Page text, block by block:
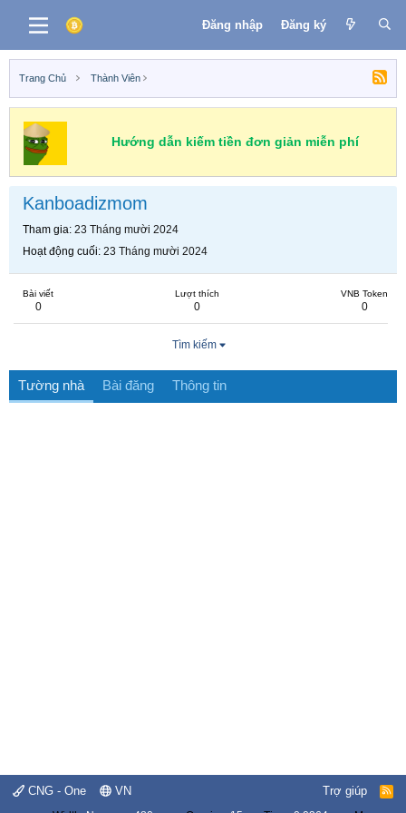
Đăng nhập Đăng ký
Trang Chủ Thành Viên
Hướng dẫn kiếm tiền đơn giản miễn phí
Kanboadizmom
Tham gia 23 Tháng mười 2024
Hoạt động cuối 23 Tháng mười 2024
Bài viết
0
Lượt thích
0
VNB Token
0
Tìm kiếm
Tường nhà Bài đăng Thông tin
CNG - One VN Trợ giúp
R